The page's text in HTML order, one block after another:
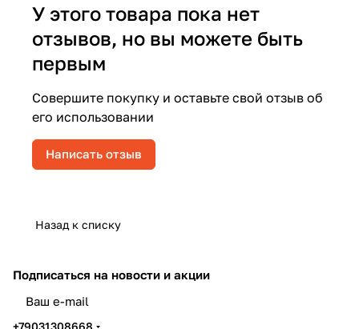
У этого товара пока нет
отзывов, но вы можете быть
первым
Совершите покупку и оставьте свой отзыв об
его использовании
Написать отзыв
Назад к списку
Подписаться на новости и акции
+79031308668